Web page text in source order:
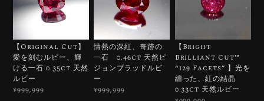
【Original Cut】
愛を刻むルビー、輝
ける一石 0.35ct 天然
ルビー
¥999,999
情熱の深紅、奇跡の
一石 0.46ct 天然ピ
ジョンブラッドルビ
ー
¥999,999
【Bright
Brilliant Cut™️
“129 Facets” 】光を
纏った、紅の結晶
0.33ct 天然ルビー